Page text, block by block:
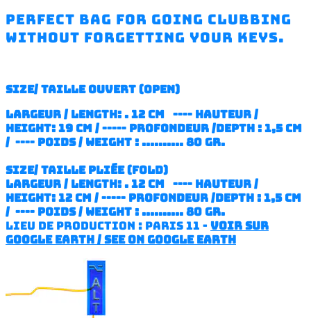
perfect bag for going clubbing
without forgetting your keys.
SIZE/ TAILLE ouvert (open)
largeur / length: . 12 cm ---- hauteur /
height: 19 cm / ----- profondeur /depth : 1,5 cm
/ ---- poids / weight : .......... 80 gr.
SIZE/ TAILLE pliée (fold)
largeur / length: . 12 cm ---- hauteur /
height: 12 cm / ----- profondeur /depth : 1,5 cm
/ ---- poids / weight : .......... 80 gr.
lieu de production : paris 11 - voir sur
google earth / see on google earth